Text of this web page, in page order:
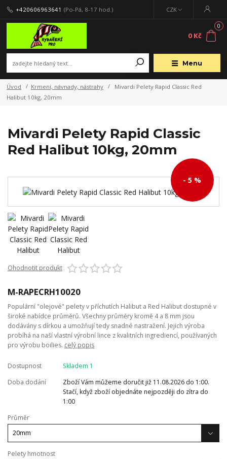
Menu
CZK
+420606963641 (Po-Pá, 8-17 hod.)
0
0 Kč
Úvod Krmení, návnady, nástrahy
Mivardi Pelety Rapid Classic Red
Halibut 10kg, 20mm
Mivardi Pelety Rapid Classic
Red Halibut 10kg, 20mm
- 5 %
Ohodnotit produkt
M-RAPECRH10020
Populární "olejové" pelety v příchutích Halibut a Red Halibut dostupné v
široké nabídce průměrů. Všechny průměry kromě 4 a 8 mm jsou
dodávány s dírkou a umožňují tedy snadné nastražení. Jejich výroba
probíhá na naší vlastní výrobní lince z kvalitních ingrediencí, používaných
pro výrobu boilies. celý popis
Dostupnost
Skladem 1
Doba dodání
Zboží Vám můžeme doručit již 11.08.2026 do 1:00.
Stačí, když zboží objednáte nejpozději do zítra do
1:00
Průměr
Pelety hmotnost